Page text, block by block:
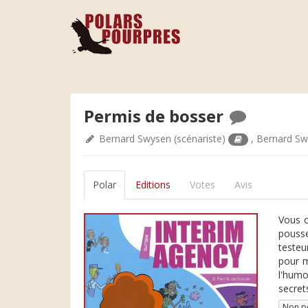
Permis de bosser
Bernard Swysen (scénariste) , Bernard
Polar Editions Votes Avis
Vous
pour